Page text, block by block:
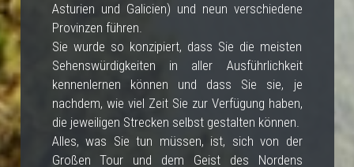
Asturien und Galicien) und neun verschiedene
Provinzen führen.
Sie wurde so konzipiert, dass Sie die meisten
Sehenswürdigkeiten in aller Ausführlichkeit
kennenlernen können und dass Sie sie, je
nachdem, wie viel Zeit Sie zur Verfügung haben,
die jeweiligen Strecken selbst gestalten können.
Alles, was Sie tun müssen, ist, sich von der
Großen Tour und dem Geist des Nordens